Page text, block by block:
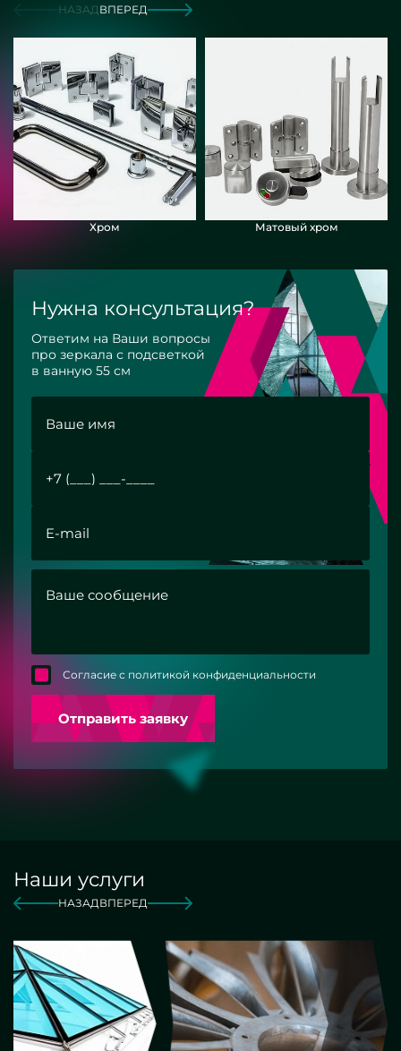
НАЗАДВПЕРЕД
Хром Матовый хром
Нужна консультация?
Ответим на Ваши вопросы
про зеркала с подсветкой
в ванную 55 см
Согласие с политикой конфиденциальности
Отправить заявку
Наши услуги
НАЗАДВПЕРЕД